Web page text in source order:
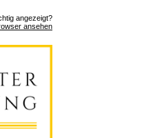
angezeigt?
ansehen